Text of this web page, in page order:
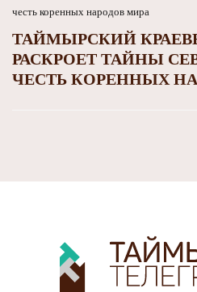
ТАЙМЫРСКИЙ
РАСКРОЕТ ТАЙНЫ
ЧЕСТЬ КОРЕННЫХ